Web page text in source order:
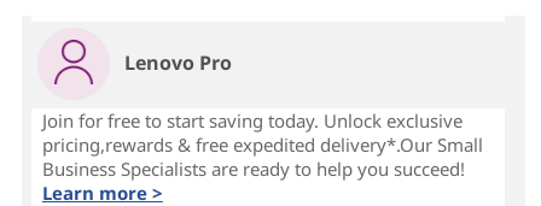
Lenovo Pro
Join for free to start saving today. Unlock exclusive
pricing,rewards & free expedited delivery*.Our Small
Business Specialists are ready to help you succeed!
Learn more >